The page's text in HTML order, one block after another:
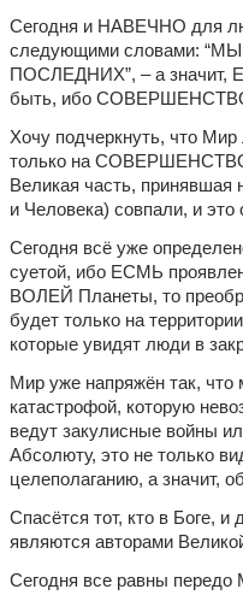
Сегодня и НАВЕЧНО для
следующими словами:
ПОСЛЕДНИХ”, – а значит,
быть, ибо
Хочу подчеркнуть, что Мир
только на
Великая часть,
и Человека) совпали, и это
Сегодня всё уже
суетой, ибо ЕСМЬ
ВОЛЕЙ Планеты, то
будет только на
которые увидят люди в
Мир уже напряжён так, что
катастрофой, которую
ведут закулисные войны
Абсолюту, это не только
целеполаганию, а значит,
Спасётся тот, кто в Боге,
являются авторами
Сегодня все равны передо